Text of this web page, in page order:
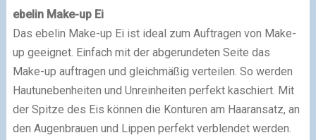
ebelin Make-up Ei
Das ebelin Make-up Ei ist ideal zum Auftragen von Make-
up geeignet. Einfach mit der abgerundeten Seite das
Make-up auftragen und gleichmäßig verteilen. So werden
Hautunebenheiten und Unreinheiten perfekt kaschiert. Mit
der Spitze des Eis können die Konturen am Haaransatz, an
den Augenbrauen und Lippen perfekt verblendet werden.